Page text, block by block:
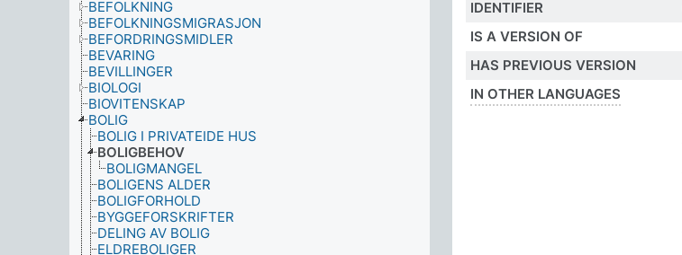
BEFOLKNING
BEFOLKNINGSMIGRASJON
BEFORDRINGSMIDLER
BEVARING
BEVILLINGER
BIOLOGI
BIOVITENSKAP
BOLIG
BOLIG I PRIVATEIDE HUS
BOLIGBEHOV
BOLIGMANGEL
BOLIGENS ALDER
BOLIGFORHOLD
BYGGEFORSKRIFTER
DELING AV BOLIG
ELDREBOLIGER
IDENTIFIER
IS A VERSION OF
HAS PREVIOUS VERSION
IN OTHER LANGUAGES